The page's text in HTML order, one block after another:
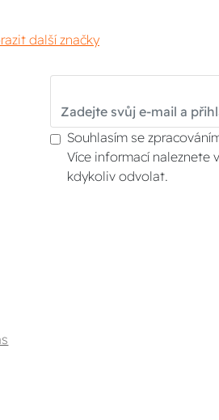
další značky
Souhlasím se
Více informací naleznete
kdykoliv odvolat.